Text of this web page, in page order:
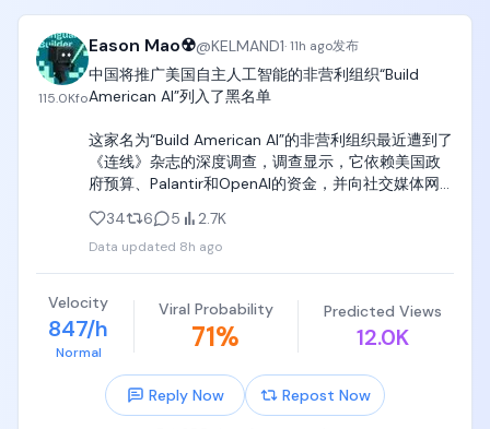
回升，整体仍偏弱。
Q1 2027指引103-108亿美元，略低于部分预期的111
平已经显著高于英伟达，存储正在从周期股变成结构
性成长股。
营收78亿美元，超预期约15%，同比增长92%，
但资本支出一个季度暴增至184亿美元，几乎全砸在AI
基建上，更大的压力是今天禁售期到期，最多约20%
相关股份解锁涌入市场。Raymond James维持强烈买
入评级和800美元目标价，但短期抛压难以避免。
115.0Kfo
Eason Mao☢@KELMAND1·11h ago发布
中国将推广美国自主人工智能的非营利组织“Build
American AI”列入了黑名单
这家名为“Build American AI”的非营利组织最近遭到了
《连线》杂志的深度调查，调查显示，它依赖美国政
府预算、Palantir和OpenAI的资金，并向社交媒体网
和问题的虚假信息。
“我们推广本国人工智能”和“我们花钱教人如何诋毁竞
争对手”之间有着天壤之别。
将所有来自美国的非营利组织和公共机构全部列入黑
名单肯定没有一个冤枉的，因为这正是它们存在的意
义。
34 6 5 2.7K
Data updated 8h ago
Velocity
847/h
Normal
Viral Probability
71%
Predicted Views
12.0K
Reply Now Repost Now